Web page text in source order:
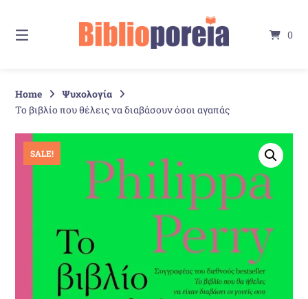
Inhalt
0
Home
Ψυχολογία
Το βιβλίο που θέλεις να διαβάσουν όσοι αγαπάς
SALE!